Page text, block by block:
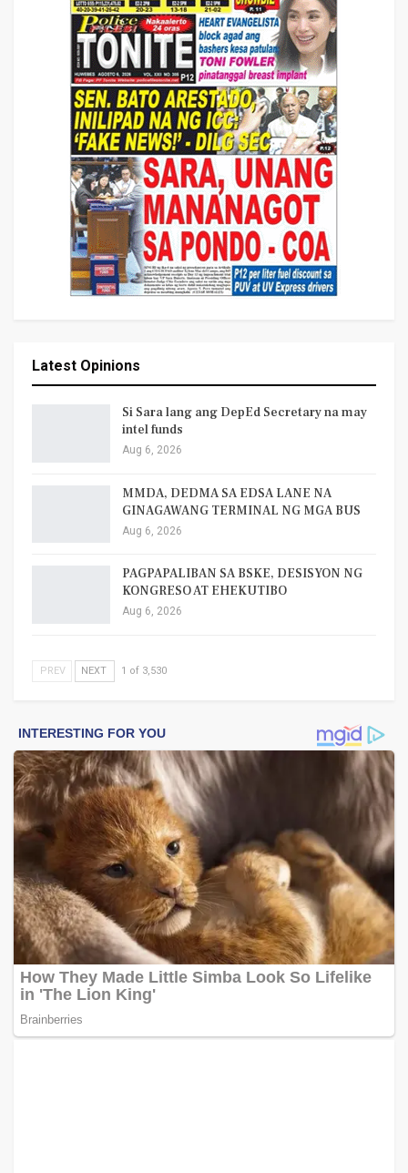
Latest Opinions
Si Sara lang ang DepEd Secretary na may
intel funds
Aug 6, 2026
MMDA, DEDMA SA EDSA LANE NA
GINAGAWANG TERMINAL NG MGA BUS
Aug 6, 2026
PAGPAPALIBAN SA BSKE, DESISYON NG
KONGRESO AT EHEKUTIBO
Aug 6, 2026
PREV NEXT 1 of 3,530